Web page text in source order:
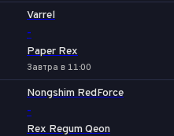
Varrel
-
Paper Rex
Завтра в 11:00
Nongshim RedForce
-
Rex Regum Qeon